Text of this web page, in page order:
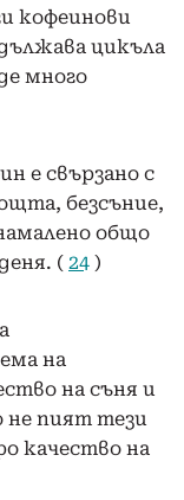
кофеинови
цикъла
много
е свързано с
безсъние,
общо
( 24 )
на
на съня и
не пият тези
качество на